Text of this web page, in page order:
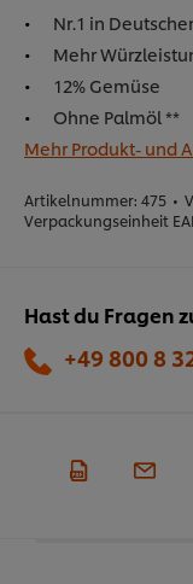
Nr.1 in
Mehr
12% Gemüse
Ohne Palmöl **
Mehr Produkt- und
Artikelnummer: 475 •
Verpackungseinheit
Hast du Fragen
+49 800 8